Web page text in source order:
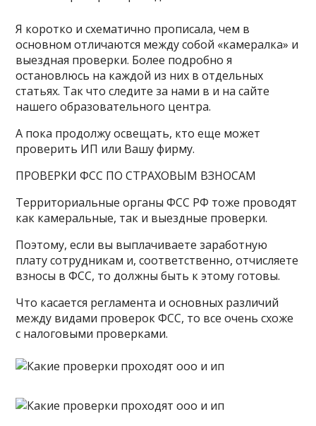
Я коротко и схематично прописала, чем в
основном отличаются между собой «камералка» и
выездная проверки. Более подробно я
остановлюсь на каждой из них в отдельных
статьях. Так что следите за нами в и на сайте
нашего образовательного центра.
А пока продолжу освещать, кто еще может
проверить ИП или Вашу фирму.
ПРОВЕРКИ ФСС ПО СТРАХОВЫМ ВЗНОСАМ
Территориальные органы ФСС РФ тоже проводят
как камеральные, так и выездные проверки.
Поэтому, если вы выплачиваете заработную
плату сотрудникам и, соответственно, отчисляете
взносы в ФСС, то должны быть к этому готовы.
Что касается регламента и основных различий
между видами проверок ФСС, то все очень схоже
с налоговыми проверками.